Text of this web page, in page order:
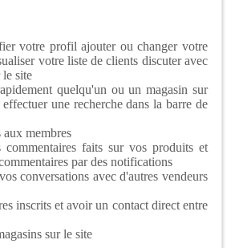
votre profil ajouter ou changer votre
votre liste de clients discuter avec
le site
quelqu'un ou un magasin sur
une recherche dans la barre de
aux membres
commentaires faits sur vos produits et
par des notifications
conversations avec d'autres vendeurs
inscrits et avoir un contact direct entre
sur le site